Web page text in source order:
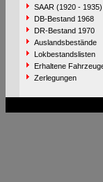
SAAR (1920 - 1935)
DB-Bestand 1968
DR-Bestand 1970
Auslandsbestände
Lokbestandslisten
Erhaltene
Zerlegungen